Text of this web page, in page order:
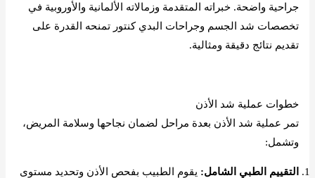
جراحية واضحة. خبراته المتقدمة وزمالاته الألمانية والأوروبية في
تخصصات شد الجسم وجراحات البدي كنتور تمنحه القدرة على
تقديم نتائج دقيقة ومثالية.
خطوات عملية شد الأذن
تمر عملية شد الأذن بعدة مراحل لضمان نجاحها وسلامة المريض،
وتشمل:
التقييم الطبي الشامل: يقوم الطبيب بفحص الأذن وتحديد مستوى